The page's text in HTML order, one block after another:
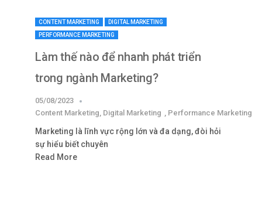
CONTENT MARKETING
DIGITAL MARKETING
PERFORMANCE MARKETING
Làm thế nào để nhanh phát triển
trong ngành Marketing?
05/08/2023
Content Marketing, Digital Marketing , Performance Marketing
Marketing là lĩnh vực rộng lớn và đa dạng, đòi hỏi
sự hiểu biết chuyên
Read More